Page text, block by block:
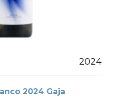
2024
2024 Gaja